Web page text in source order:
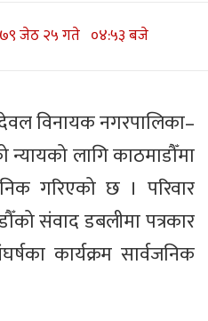
जेठ २५ गते ०४:५३ बजे
विनायक नगरपालिका–
लागि काठमाडौँमा
गरिएको छ । परिवार
संवाद डबलीमा पत्रकार
कार्यक्रम सार्वजनिक